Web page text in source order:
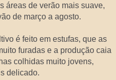
áreas de verão mais suave,
de março a agosto.
é feito em estufas, que as
furadas e a produção caia
colhidas muito jovens,
delicado.